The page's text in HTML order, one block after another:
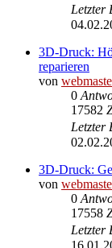
Letzter
3D-Druck:
reparieren
von
0
17582
Letzter
3D-Druck:
von
0
17558
Letzter